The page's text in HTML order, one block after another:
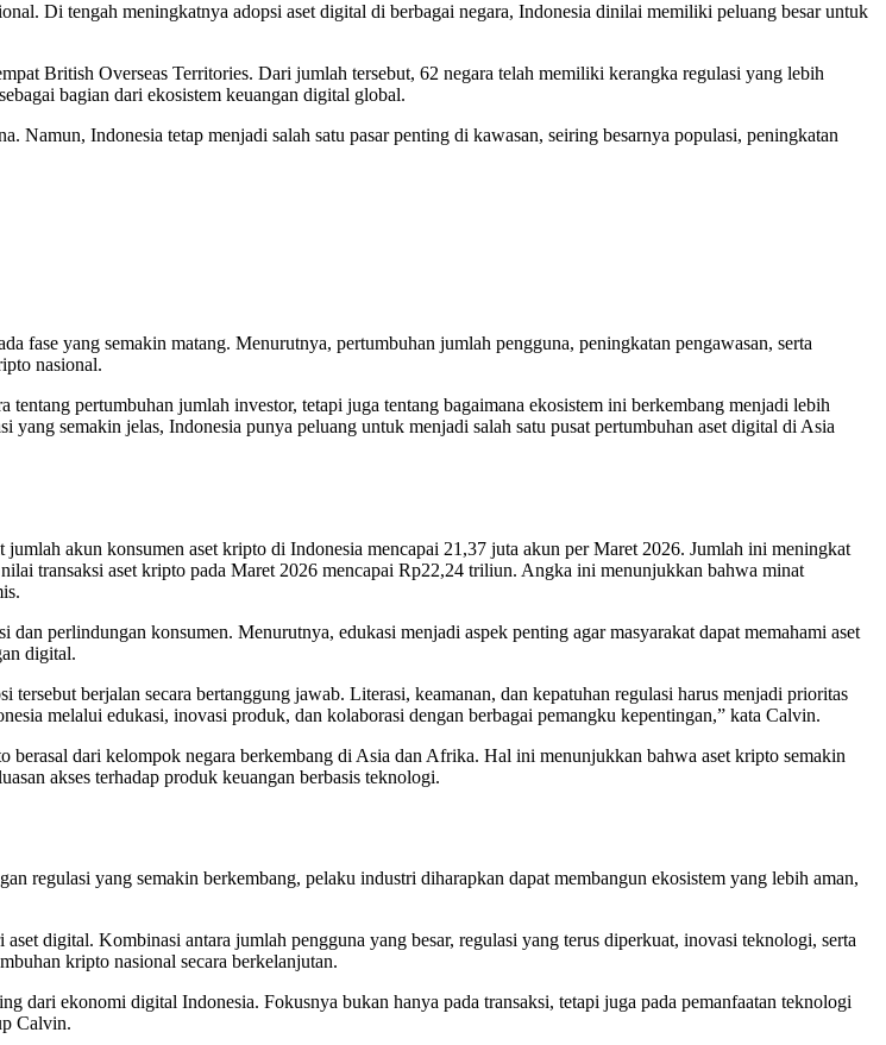
Di tengah meningkatnya adopsi aset digital di berbagai negara, Indonesia dinilai memiliki peluang besar untuk
British Overseas Territories. Dari jumlah tersebut, 62 negara telah memiliki kerangka regulasi yang lebih
bagian dari ekosistem keuangan digital global.
Indonesia tetap menjadi salah satu pasar penting di kawasan, seiring besarnya populasi, peningkatan
fase yang semakin matang. Menurutnya, pertumbuhan jumlah pengguna, peningkatan pengawasan, serta
nasional.
pertumbuhan jumlah investor, tetapi juga tentang bagaimana ekosistem ini berkembang menjadi lebih
semakin jelas, Indonesia punya peluang untuk menjadi salah satu pusat pertumbuhan aset digital di Asia
akun konsumen aset kripto di Indonesia mencapai 21,37 juta akun per Maret 2026. Jumlah ini meningkat
transaksi aset kripto pada Maret 2026 mencapai Rp22,24 triliun. Angka ini menunjukkan bahwa minat
perlindungan konsumen. Menurutnya, edukasi menjadi aspek penting agar masyarakat dapat memahami aset
digital.
berjalan secara bertanggung jawab. Literasi, keamanan, dan kepatuhan regulasi harus menjadi prioritas
melalui edukasi, inovasi produk, dan kolaborasi dengan berbagai pemangku kepentingan,” kata Calvin.
berasal dari kelompok negara berkembang di Asia dan Afrika. Hal ini menunjukkan bahwa aset kripto semakin
akses terhadap produk keuangan berbasis teknologi.
regulasi yang semakin berkembang, pelaku industri diharapkan dapat membangun ekosistem yang lebih aman,
digital. Kombinasi antara jumlah pengguna yang besar, regulasi yang terus diperkuat, inovasi teknologi, serta
kripto nasional secara berkelanjutan.
dari ekonomi digital Indonesia. Fokusnya bukan hanya pada transaksi, tetapi juga pada pemanfaatan teknologi
Calvin.